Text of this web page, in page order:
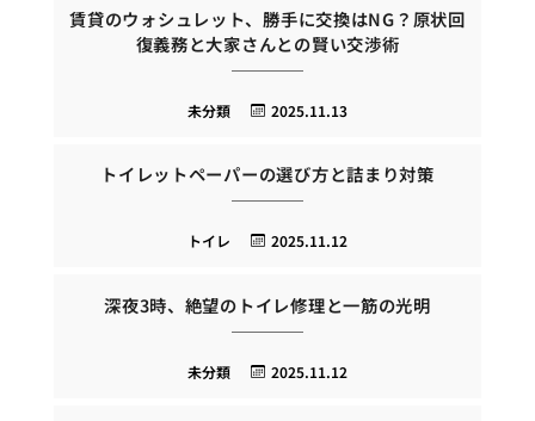
賃貸のウォシュレット、勝手に交換はNG？原状回
復義務と大家さんとの賢い交渉術
2025.11.13
未分類
トイレットペーパーの選び方と詰まり対策
2025.11.12
トイレ
深夜3時、絶望のトイレ修理と一筋の光明
2025.11.12
未分類